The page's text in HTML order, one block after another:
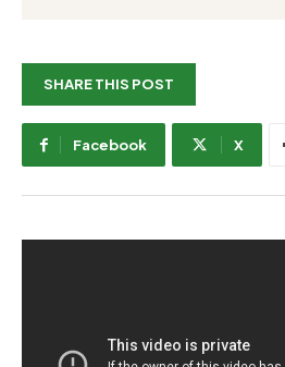
SHARE THIS POST
Facebook X